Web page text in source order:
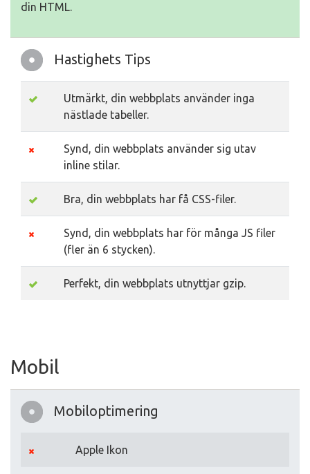
din HTML.
Hastighets Tips
Utmärkt, din webbplats använder inga
nästlade tabeller.
Synd, din webbplats använder sig utav
inline stilar.
Bra, din webbplats har få CSS-filer.
Synd, din webbplats har för många JS filer
(fler än 6 stycken).
Perfekt, din webbplats utnyttjar gzip.
Mobil
Mobiloptimering
Apple Ikon